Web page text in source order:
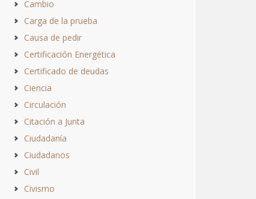
Cambio
Carga de la prueba
Causa de pedir
Certificación Energética
Certificado de deudas
Ciencia
Circulación
Citación a Junta
Ciudadanía
Ciudadanos
Civil
Civismo